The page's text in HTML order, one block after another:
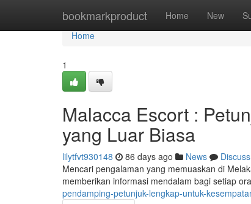
bookmarkproduct Home New
Home
Home
1
Malacca Escort :
yang Luar Biasa
lilytfvt930148 86 days ago News
Discuss
Mencari pengalaman yang memuaskan di
memberikan informasi mendalam bagi setiap
pendamping-petunjuk-lengkap-untuk-